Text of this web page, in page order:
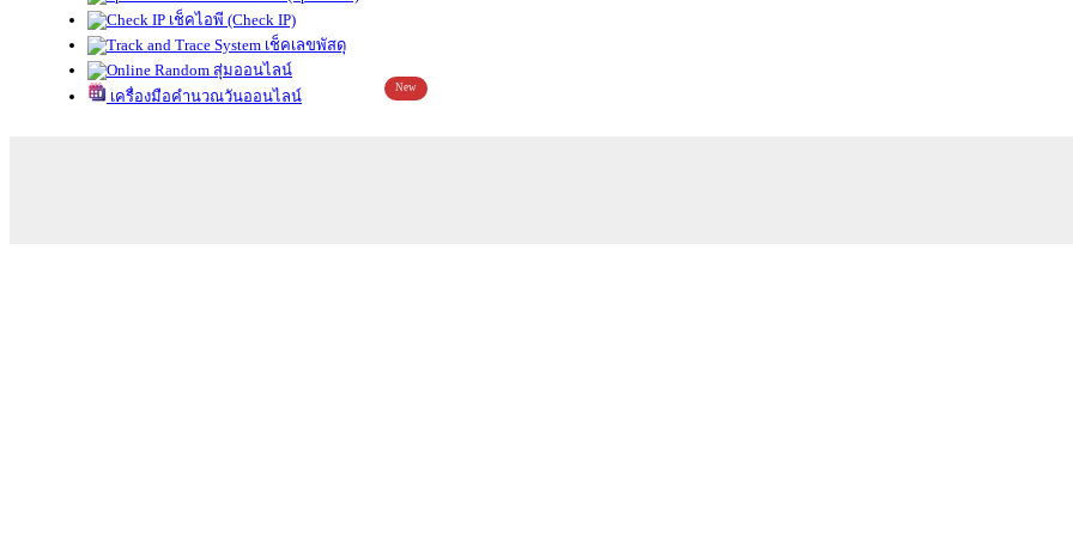
เช็คไอพี (Check IP)
เช็คเลขพัสดุ
สุ่มออนไลน์
เครื่องมือคำนวณวันออนไลน์
New